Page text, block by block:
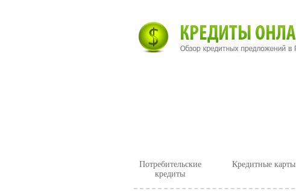
Потребительские
кредиты
Кредитные карты